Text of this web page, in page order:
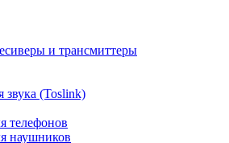
и трансмиттеры
звука (Toslink)
телефонов
наушников